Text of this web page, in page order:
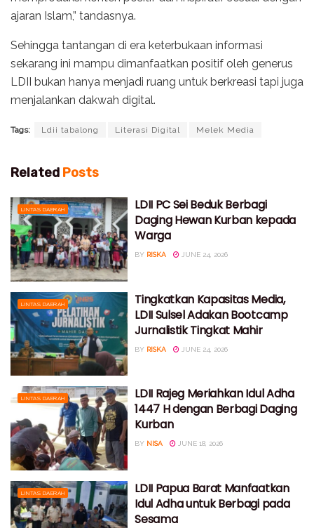
ajaran Islam,” tandasnya.
Sehingga tantangan di era keterbukaan informasi
sekarang ini mampu dimanfaatkan positif oleh generus
LDII bukan hanya menjadi ruang untuk berkreasi tapi juga
menjalankan dakwah digital.
Tags: Ldii tabalong Literasi Digital Melek Media
Related Posts
LINTAS DAERAH
LDII PC Sei Beduk Berbagi
Daging Hewan Kurban kepada
Warga
BY RISKA JUNE 24, 2026
LINTAS DAERAH
Tingkatkan Kapasitas Media,
LDII Sulsel Adakan Bootcamp
Jurnalistik Tingkat Mahir
BY RISKA JUNE 24, 2026
LINTAS DAERAH
LDII Rajeg Meriahkan Idul Adha
1447 H dengan Berbagi Daging
Kurban
BY NISA JUNE 18, 2026
LINTAS DAERAH
LDII Papua Barat Manfaatkan
Idul Adha untuk Berbagi pada
Sesama